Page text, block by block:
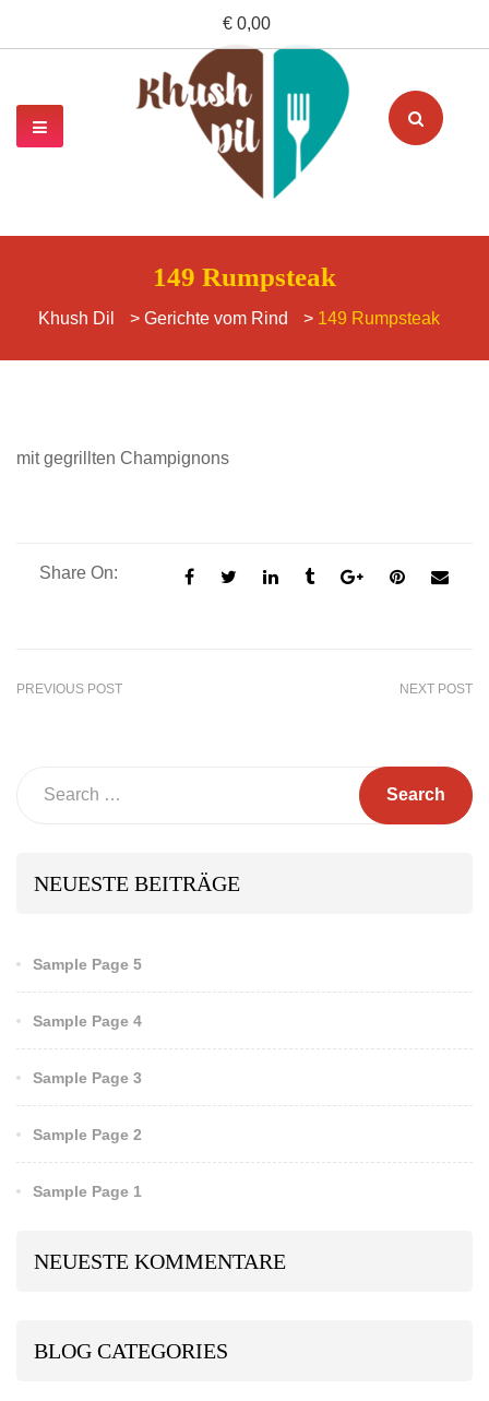
149 Rumpsteak
Khush Dil > Gerichte vom Rind > 149 Rumpsteak
mit gegrillten Champignons
Share On:
PREVIOUS POST NEXT POST
NEUESTE BEITRÄGE
Sample Page 5
Sample Page 4
Sample Page 3
Sample Page 2
Sample Page 1
NEUESTE KOMMENTARE
BLOG CATEGORIES
€ 0,00